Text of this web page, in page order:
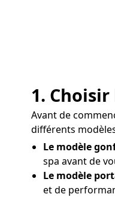
1.
Avant de
différents
Le modèle
spa avant de
Le modèle
et de